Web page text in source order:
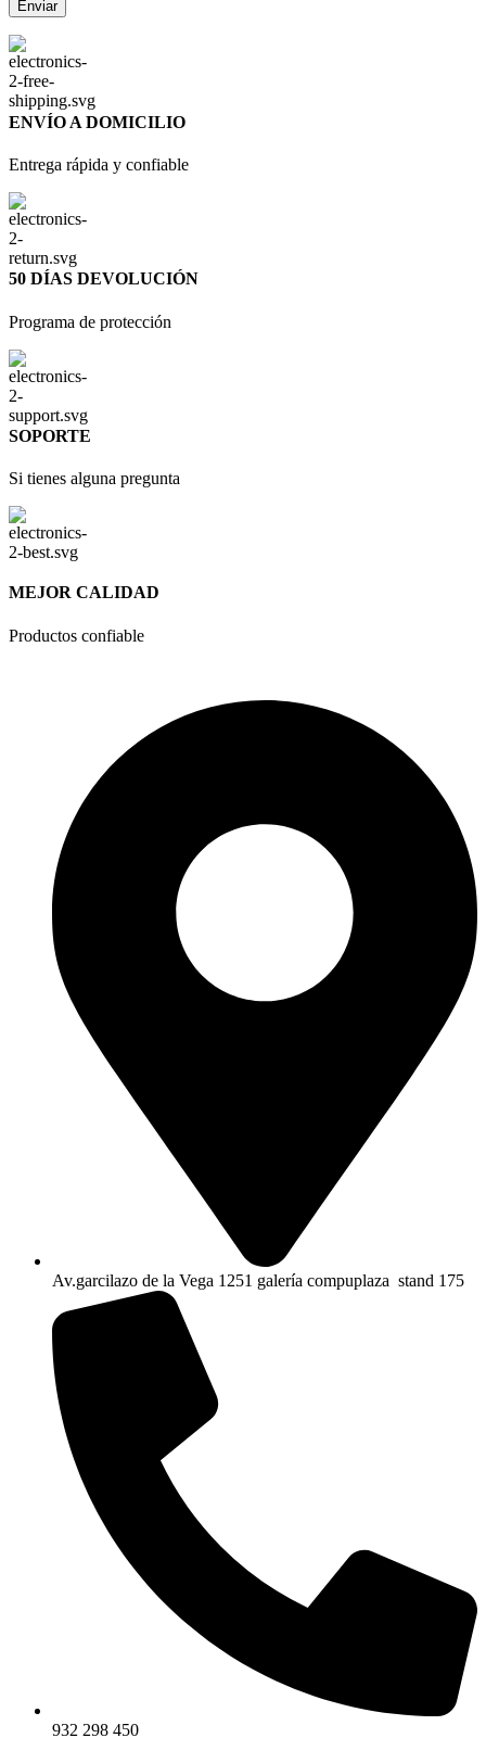
ENVÍO A DOMICILIO
Entrega rápida y confiable
50 DÍAS DEVOLUCIÓN
Programa de protección
SOPORTE
Si tienes alguna pregunta
MEJOR CALIDAD
Productos confiable
Av.garcilazo de la Vega 1251 galería compuplaza stand 175
932 298 450